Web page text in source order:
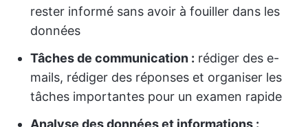
rester informé sans avoir à fouiller dans les
données
Tâches de communication : rédiger des e-
mails, rédiger des réponses et organiser les
tâches importantes pour un examen rapide
Analyse des données et informations :